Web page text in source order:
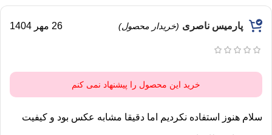
پارمیس ناصری (خریدار محصول) 26 مهر 1404
خرید این محصول را پیشنهاد نمی کنم
سلام هنوز استفاده نکردیم اما دقیقا مشابه عکس بود و کیفیت